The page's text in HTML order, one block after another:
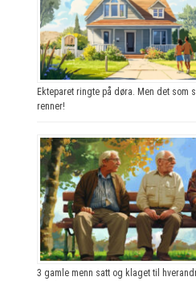
Ekteparet ringte på døra. Men det som
renner!
3 gamle menn satt og klaget til